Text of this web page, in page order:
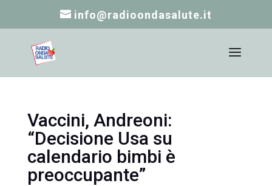
info@radioondasalute.it
Vaccini, Andreoni:
“Decisione Usa su
calendario bimbi è
preoccupante”